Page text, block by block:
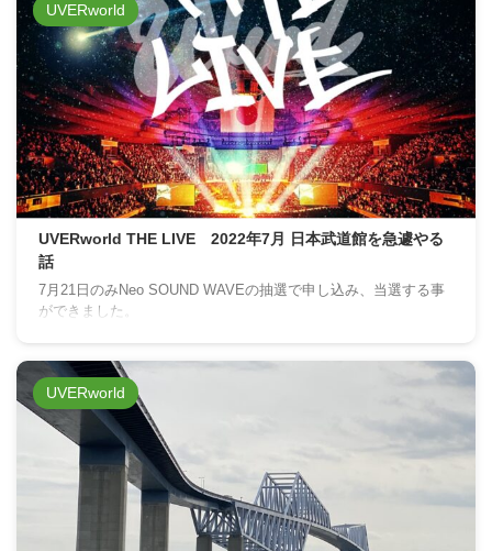
UVERworld
UVERworld THE LIVE 2022年7月 日本武道館を急遽やる
話
7月21日のみNeo SOUND WAVEの抽選で申し込み、当選する事
ができました。
UVERworld